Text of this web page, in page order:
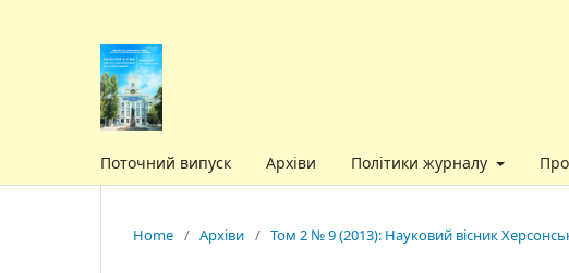
Поточний випуск Архіви Політики журналу
Home / Архіви / Том 2 № 9 (2013): Науковий вісник